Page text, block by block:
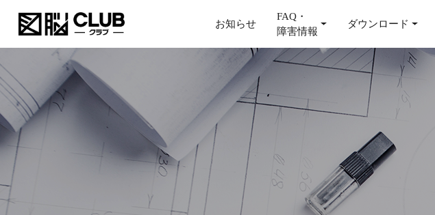
お知らせ
FAQ・
障害情報
ダウンロード